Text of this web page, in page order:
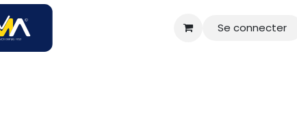
Se connecter